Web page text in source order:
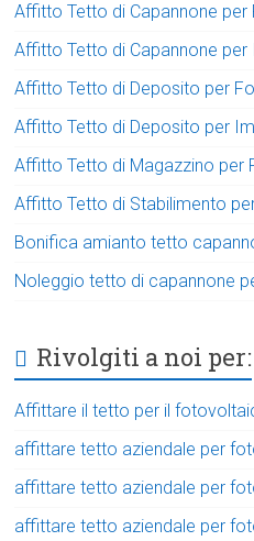
Affitto Tetto di Capannone
Affitto Tetto di Capannone
Affitto Tetto di Deposito per
Affitto Tetto di Deposito per
Affitto Tetto di Magazzino per
Affitto Tetto di Stabilimento
Bonifica amianto tetto
Noleggio tetto di capannone
Rivolgiti a noi per:
Affittare il tetto per il
affittare tetto aziendale per
affittare tetto aziendale per
affittare tetto aziendale per